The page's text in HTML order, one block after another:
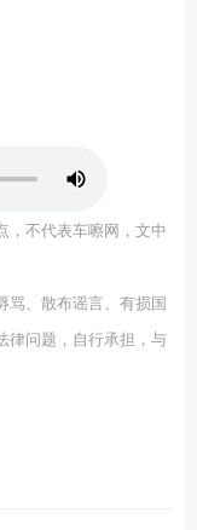
，不代表车嚓网，文中
骂、散布谣言、有损国
律问题，自行承担，与